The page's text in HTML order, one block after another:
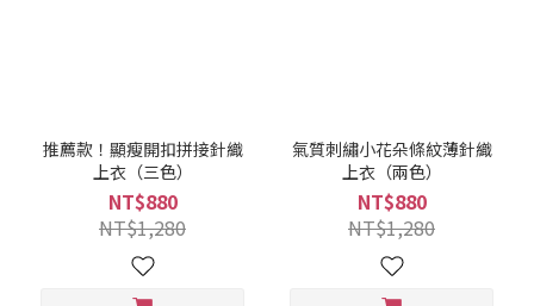
推薦款！顯瘦開扣拼接針織
上衣（三色）
NT$880
NT$1,280
氣質刺繡小花朵條紋薄針織
上衣（兩色）
NT$880
NT$1,280